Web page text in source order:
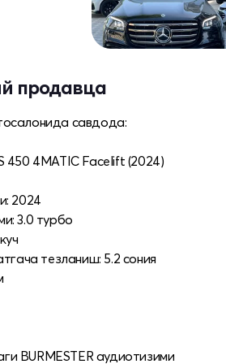
продавца
савдода:
450 4MATIC Facelift (2024)
2024
3.0 турбо
тезланиш: 5.2 сония
BURMESTER аудиотизими